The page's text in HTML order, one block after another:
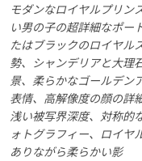
モダンなロイヤルプリン
い男の子の超詳細なポー
たはブラックのロイヤル
勢、シャンデリアと大理
景、柔らかなゴールデン
表情、高解像度の顔の詳
浅い被写界深度、対称的
ォトグラフィー、ロイヤ
ありながら柔らかい影